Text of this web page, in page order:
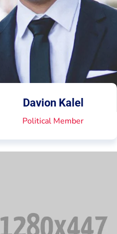
Davion Kalel
Political Member